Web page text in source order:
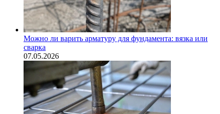
Можно ли варить арматуру для фундамента: вязка или
сварка
07.05.2026